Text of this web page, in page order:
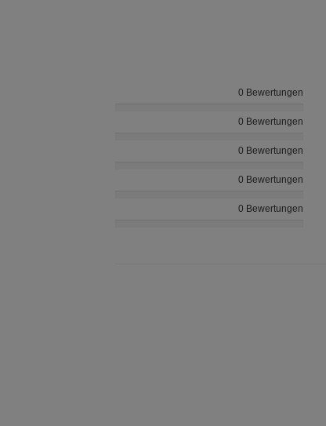
0 Bewertungen
0 Bewertungen
0 Bewertungen
0 Bewertungen
0 Bewertungen